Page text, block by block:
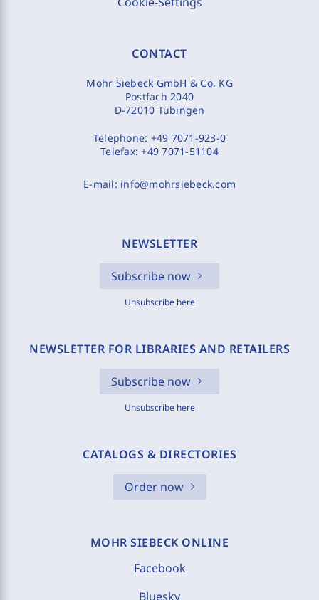
CONTACT
Mohr Siebeck GmbH & Co. KG
Postfach 2040
D-72010 Tübingen
Telephone: +49 7071-923-0
Telefax:+49 7071-51104
E-mail: info@mohrsiebeck.com
NEWSLETTER
Subscribe now
Unsubscribe here
NEWSLETTER FOR LIBRARIES AND RETAILERS
Subscribe now
Unsubscribe here
CATALOGS & DIRECTORIES
Order now
MOHR SIEBECK ONLINE
Facebook
Bluesky